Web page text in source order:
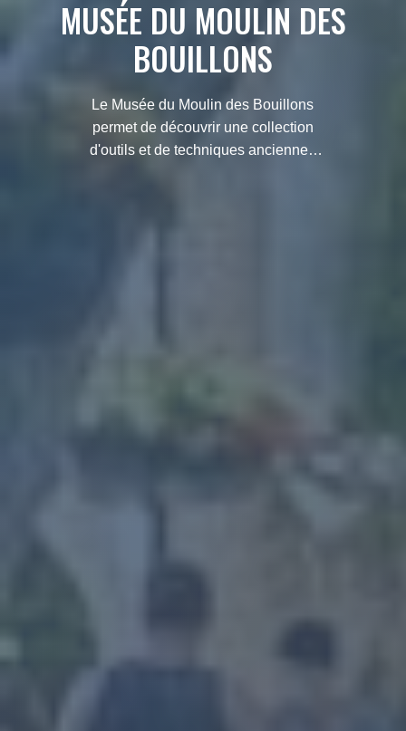
MUSÉE DU MOULIN DES
BOUILLONS
Le Musée du Moulin des Bouillons
permet de découvrir une collection
d'outils et de techniques anciennes